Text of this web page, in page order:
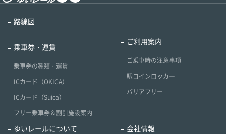
路線図
乗車券・運賃
乗車券の種類・運賃
ICカード（OKICA）
ICカード（Suica）
フリー乗車券＆割引施設案内
ご利用案内
ご乗車時の注意事項
駅コインロッカー
バリアフリー
ゆいレールについて 会社情報